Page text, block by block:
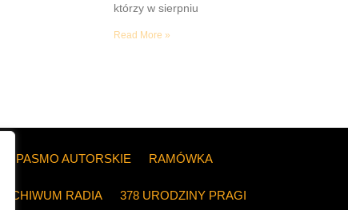
którzy w sierpniu
Read More »
PASMO AUTORSKIE RAMÓWKA
ARCHIWUM RADIA 378 URODZINY PRAGI